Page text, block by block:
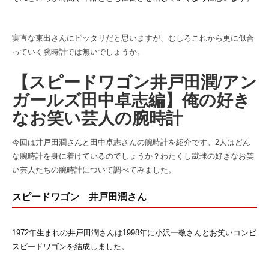
実直な東出さんにピッタリだと思いますが、むしろこれから更に似合
っていく腕時計では無いでしょうか。
【スピードワゴン井戸田潤/アン
ガールズ田中卓志編】俺の好き
なお笑い芸人の腕時計
今回は井戸田潤さんと田中卓志さんの腕時計を紹介です。2人はどん
な腕時計を身に着けているのでしょうか？わたくし蹴球の好きなお笑
い芸人たちの腕時計について調べてみました。
スピードワゴン 井戸田潤さん
1972年生まれの井戸田潤さんは1998年に小沢一敬さんとお笑いコンビ
スピードワゴンを結成しました。